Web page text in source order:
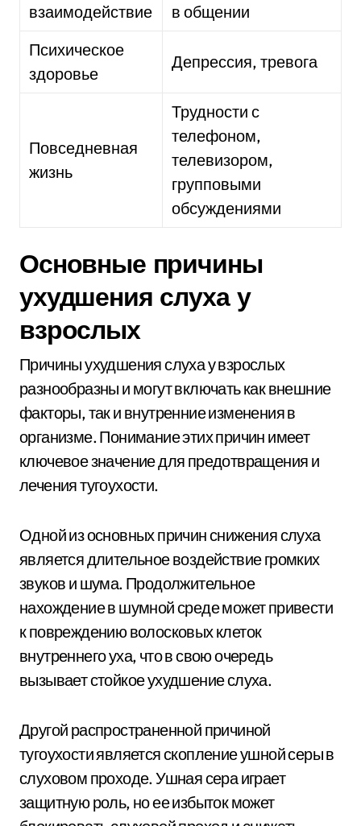
взаимодействие
в общении
Психическое
здоровье
Депрессия, тревога
Повседневная
жизнь
Трудности с
телефоном,
телевизором,
групповыми
обсуждениями
Основные причины
ухудшения слуха у
взрослых
Причины ухудшения слуха у взрослых
разнообразны и могут включать как внешние
факторы, так и внутренние изменения в
организме. Понимание этих причин имеет
ключевое значение для предотвращения и
лечения тугоухости.
Одной из основных причин снижения слуха
является длительное воздействие громких
звуков и шума. Продолжительное
нахождение в шумной среде может привести
к повреждению волосковых клеток
внутреннего уха, что в свою очередь
вызывает стойкое ухудшение слуха.
Другой распространенной причиной
тугоухости является скопление ушной серы в
слуховом проходе. Ушная сера играет
защитную роль, но ее избыток может